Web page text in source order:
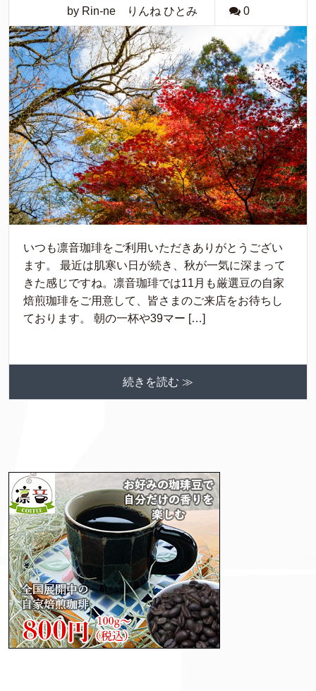
by Rin-ne りんね ひとみ 0
いつも凛音珈琲をご利用いただきありがとうござい
ます。 最近は肌寒い日が続き、秋が一気に深まって
きた感じですね。凛音珈琲では11月も厳選豆の自家
焙煎珈琲をご用意して、皆さまのご来店をお待ちし
ております。 朝の一杯や39マー […]
続きを読む ≫